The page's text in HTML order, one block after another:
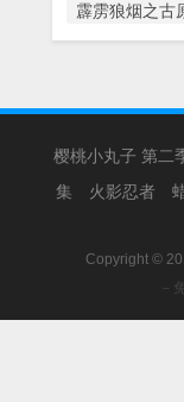
霹雳狼烟之古
樱桃小丸子 第二
集
火影忍者
Copyright ©
－